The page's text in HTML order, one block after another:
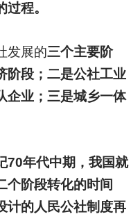
程。
发展的三个主要阶
阶段；二是公社工业
企业；三是城乡一体
70年代中期，我国就
个阶段转化的时间
计的人民公社制度再